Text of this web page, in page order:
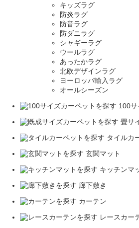
キッズラグ
防炎ラグ
防音ラグ
防ダニラグ
シャギーラグ
ウールラグ
あったかラグ
北欧デザインラグ
ヨーロッパ輸入ラグ
オールシーズン
100サ
畳サ
タイルカ
玄関マット
キッチンマ
廊下敷き
カーテン
レースカー